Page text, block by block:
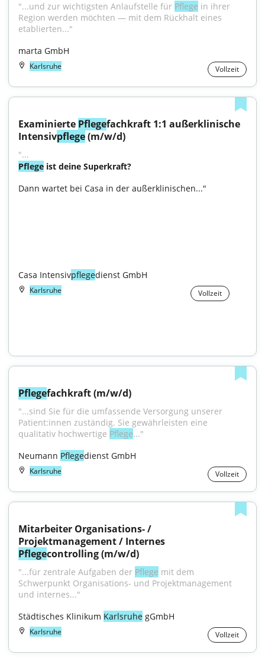
"...und zur wichtigsten Anlaufstelle für Pflege in ihrer
Region werden möchten — mit dem Rückhalt eines
etablierten..."
marta GmbH
Karlsruhe Vollzeit
Examinierte Pflegefachkraft 1:1 außerklinische
Intensivpflege (m/w/d)
"...
Pflege ist deine Superkraft?
Dann wartet bei Casa in der außerklinischen..."
Casa Intensivpflegedienst GmbH
Karlsruhe Vollzeit
Pflegefachkraft (m/w/d)
"...sind Sie für die umfassende Versorgung unserer
Patient:innen zuständig. Sie gewährleisten eine
qualitativ hochwertige Pflege..."
Neumann Pflegedienst GmbH
Karlsruhe Vollzeit
Mitarbeiter Organisations- /
Pflegecontrolling (m/w/d)
"...für zentrale Aufgaben der Pflege mit dem
Schwerpunkt Organisations- und Projektmanagement
und internes..."
Städtisches Klinikum Karlsruhe gGmbH
Karlsruhe Vollzeit